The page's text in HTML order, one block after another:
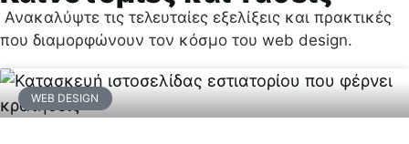
Ανακαλύψτε τις τελευταίες εξελίξεις και πρακτικές
που διαμορφώνουν τον κόσμο του web design.
WEB DESIGN